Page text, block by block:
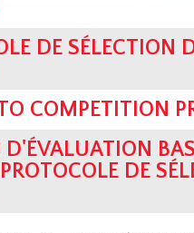
DE SÉLECTION
COMPETITION
D'ÉVALUATION
DE